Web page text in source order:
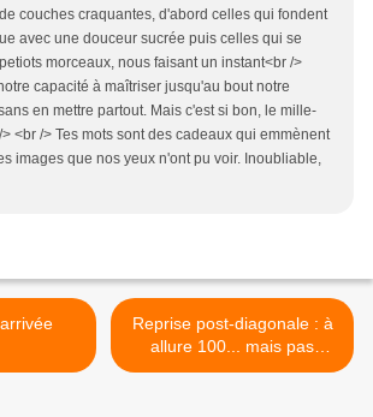
couches craquantes, d'abord celles qui fondent
avec une douceur sucrée puis celles qui se
morceaux, nous faisant un instant<br />
capacité à maîtriser jusqu'au bout notre
en mettre partout. Mais c'est si bon, le mille-
<br /> Tes mots sont des cadeaux qui emmènent
images que nos yeux n'ont pu voir. Inoubliable,
Reprise post-diagonale : à
allure 100... mais pas
seulement >